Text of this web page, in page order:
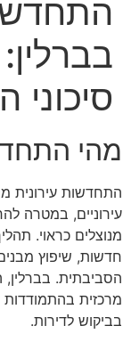
מהי
התחדשות עירונית
עירוניים, במטרה
מנוצלים כראוי.
חדשות, שיפוץ
הסביבתית.
מרכזית בהתמודדות
בביקוש לדירות.